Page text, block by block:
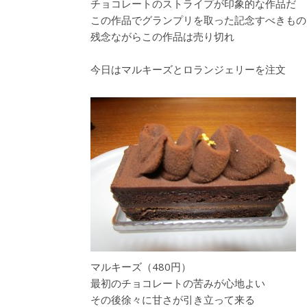
チョコレートのストライプが印象的な作品だ
この作品でグランプリを取った記念すべきも
残念ながらこの作品は売り切れ
今日はマルキーズとロランジェリーを注文
マルキーズ（480円）
最初のチョコレートの苦みが心地よい
その後徐々に甘さが引き立って来る